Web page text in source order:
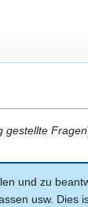
gestellte Fragen
und zu
usw. Dies